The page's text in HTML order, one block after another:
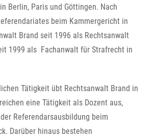
Berlin, Paris und Göttingen. Nach
beim Kammergericht in
Brand seit 1996 als Rechtsanwalt
1999 als Fachanwalt für Strafrecht in
Tätigkeit übt Rechtsanwalt Brand in
eine Tätigkeit als Dozent aus,
Referendarsausbildung beim
Darüber hinaus bestehen